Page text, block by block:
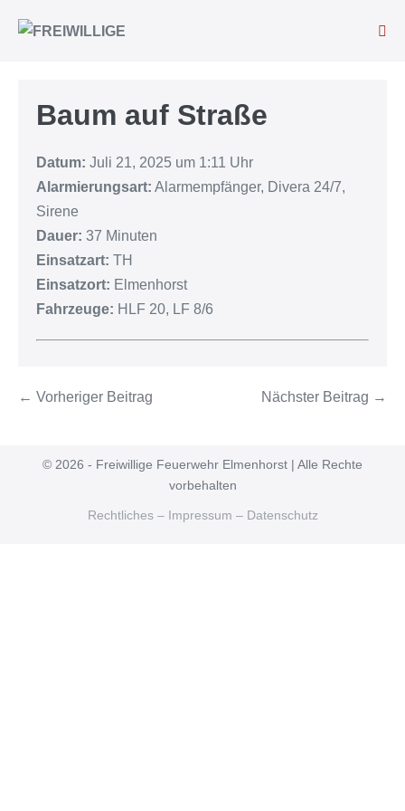
Baum auf Straße
Datum: Juli 21, 2025 um 1:11 Uhr
Alarmierungsart: Alarmempfänger, Divera 24/7,
Sirene
Dauer: 37 Minuten
Einsatzart: TH
Einsatzort: Elmenhorst
Fahrzeuge: HLF 20, LF 8/6
← Vorheriger Beitrag Nächster Beitrag →
© 2026 - Freiwillige Feuerwehr Elmenhorst | Alle Rechte
vorbehalten
Rechtliches – Impressum – Datenschutz